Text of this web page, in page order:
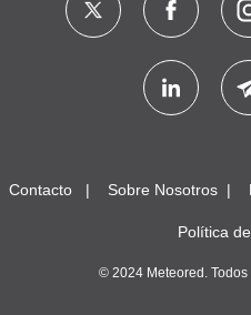
Contacto Sobre Nosotros
Política
© 2024 Meteored.